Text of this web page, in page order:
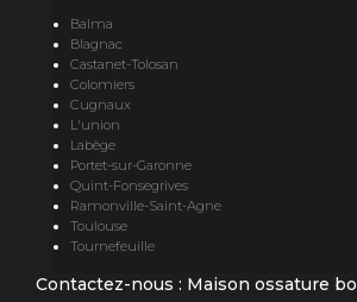
Balma
Blagnac
Castanet-Tolosan
Colomiers
Cugnaux
L'union
Labège
Portet-sur-Garonne
Quint-Fonsegrives
Ramonville-Saint-Agne
Toulouse
Tournefeuille
Contactez-nous : Maison ossature